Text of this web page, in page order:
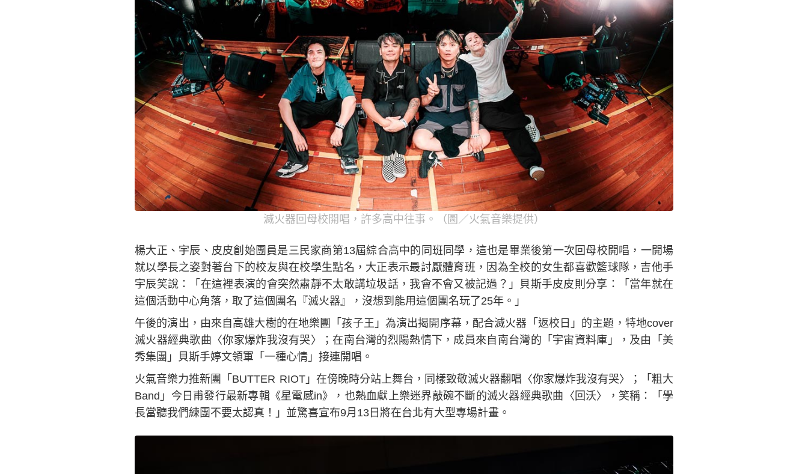
滅火器回母校開唱，許多高中往事。（圖／火氣音樂提供）
楊大正、宇辰、皮皮創始團員是三民家商第13屆綜合高中的同班同學，這也是畢業後第一次回母校開唱，一開場
就以學長之姿對著台下的校友與在校學生點名，大正表示最討厭體育班，因為全校的女生都喜歡籃球隊，吉他手
宇辰笑說：「在這裡表演的會突然肅靜不太敢講垃圾話，我會不會又被記過？」貝斯手皮皮則分享：「當年就在
這個活動中心角落，取了這個團名『滅火器』，沒想到能用這個團名玩了25年。」
午後的演出，由來自高雄大樹的在地樂團「孩子王」為演出揭開序幕，配合滅火器「返校日」的主題，特地cover
滅火器經典歌曲〈你家爆炸我沒有哭〉；在南台灣的烈陽熱情下，成員來自南台灣的「宇宙資料庫」，及由「美
秀集團」貝斯手婷文領軍「一種心情」接連開唱。
火氣音樂力推新團「BUTTER RIOT」在傍晚時分站上舞台，同樣致敬滅火器翻唱〈你家爆炸我沒有哭〉；「粗大
Band」今日甫發行最新專輯《星電感in》，也熱血獻上樂迷界敲碗不斷的滅火器經典歌曲〈回沃〉，笑稱：「學
長當聽我們練團不要太認真！」並驚喜宣布9月13日將在台北有大型專場計畫。